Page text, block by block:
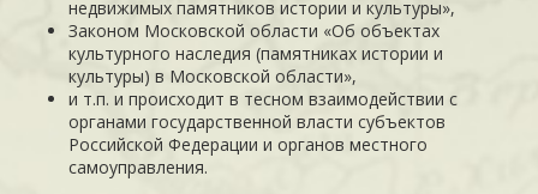
недвижимых памятников истории и культуры»,
Законом Московской области «Об объектах
культурного наследия (памятниках истории и
культуры) в Московской области»,
и т.п. и происходит в тесном взаимодействии с
органами государственной власти субъектов
Российской Федерации и органов местного
самоуправления.